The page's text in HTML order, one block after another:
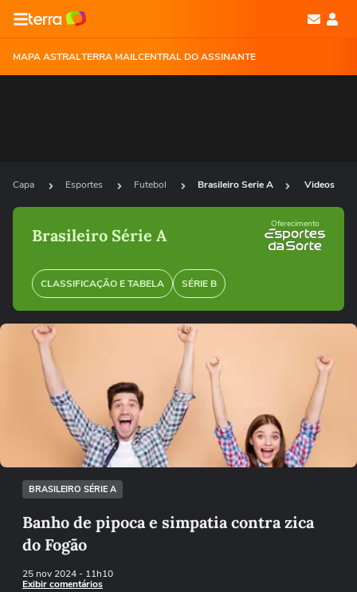
MAPA ASTRALTERRA MAILCENTRAL DO ASSINANTE
Capa Esportes Futebol Brasileiro Serie A Videos
Brasileiro Série A
CLASSIFICAÇÃO E TABELA SÉRIE B
Oferecimento
Ops!
Não foi possível reproduzir o vídeo
Tentar novamente
BRASILEIRO SÉRIE A
Banho de pipoca e simpatia contra zica
do Fogão
25 nov 2024- 11h10
Exibir comentários